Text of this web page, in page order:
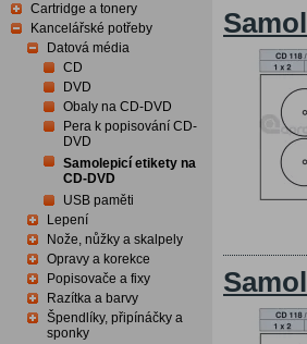
Cartridge a tonery
Kancelářské potřeby
Datová média
CD
DVD
Obaly na CD-DVD
Pera k popisování CD-
DVD
Samolepicí etikety na
CD-DVD
USB paměti
Lepení
Nože, nůžky a skalpely
Opravy a korekce
Popisovače a fixy
Razítka a barvy
Špendlíky, připínáčky a
sponky